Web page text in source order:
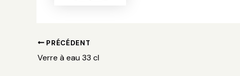
PRÉCÉDENT
Verre à eau 33 cl